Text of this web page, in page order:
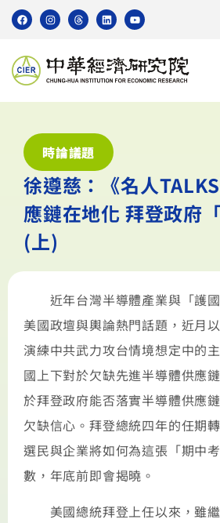
時論議題
徐遵慈：《名人
應鏈在地化 拜登政府「
(上)
近年台灣半導體產業與「護國
美國政壇與輿論熱門話題，近月
演練中共武力攻台情境想定中的
國上下對於欠缺先進半導體供應
於拜登政府能否落實半導體供應
欠缺信心。拜登總統四年的任期
選民與企業將如何為這張「期中
數，年底前即會揭曉。
美國總統拜登上任以來，雖繼